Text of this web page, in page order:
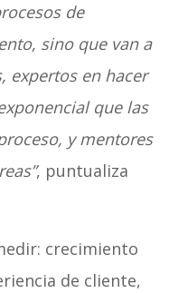
de
sino que van a
expertos en hacer
que las
y mentores
, puntualiza
crecimiento
de cliente,